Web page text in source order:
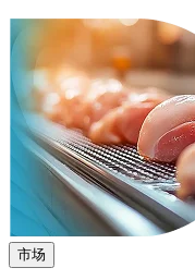
市场